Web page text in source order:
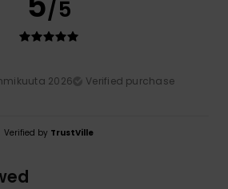
/5
2026
Verified purchase
Verified by TrustVille